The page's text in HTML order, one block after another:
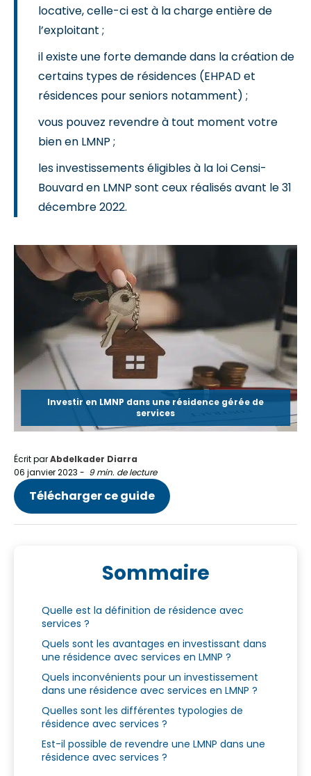
locative, celle-ci est à la charge entière de
l’exploitant ;
il existe une forte demande dans la création de
certains types de résidences (EHPAD et
résidences pour seniors notamment) ;
vous pouvez revendre à tout moment votre
bien en LMNP ;
les investissements éligibles à la loi Censi-
Bouvard en LMNP sont ceux réalisés avant le 31
décembre 2022.
Investir en LMNP dans une résidence gérée de
services
Écrit parAbdelkader Diarra
06 janvier 2023 - 9 min. de lecture
Télécharger ce guide
Sommaire
Quelle est la définition de résidence avec
services ?
Quels sont les avantages en investissant dans
une résidence avec services en LMNP ?
Quels inconvénients pour un investissement
dans une résidence avec services en LMNP ?
Quelles sont les différentes typologies de
résidence avec services ?
Est-il possible de revendre une LMNP dans une
résidence avec services ?